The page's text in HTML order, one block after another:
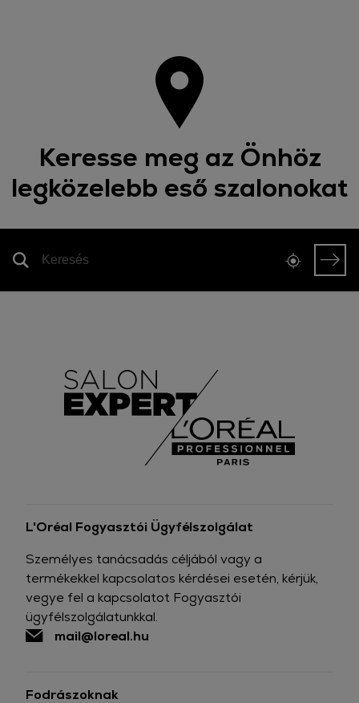
Keresse meg az Önhöz
legközelebb eső szalonokat
L'Oréal Fogyasztói Ügyfélszolgálat
Személyes tanácsadás céljából vagy a
termékekkel kapcsolatos kérdései esetén, kérjük,
vegye fel a kapcsolatot Fogyasztói
ügyfélszolgálatunkkal.
mail@loreal.hu
Fodrászoknak